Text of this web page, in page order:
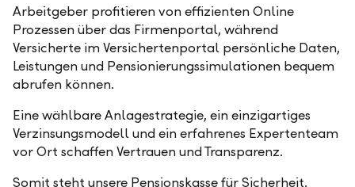
Arbeitgeber profitieren von effizienten Online
Prozessen über das Firmenportal, während
Versicherte im Versichertenportal persönliche Daten,
Leistungen und Pensionierungssimulationen bequem
abrufen können.
Eine wählbare Anlagestrategie, ein einzigartiges
Verzinsungsmodell und ein erfahrenes Expertenteam
vor Ort schaffen Vertrauen und Transparenz.
Somit steht unsere Pensionskasse für Sicherheit,